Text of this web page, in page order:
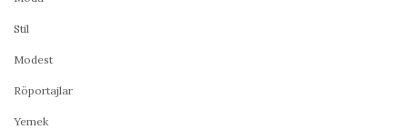
Stil
Modest
Röportajlar
Yemek